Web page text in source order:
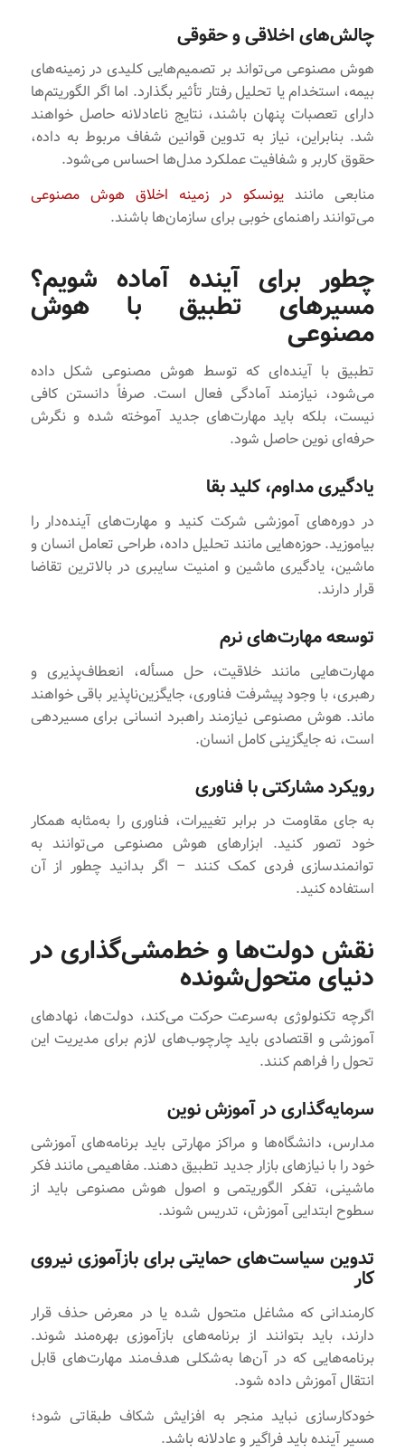
چالش‌های اخلاقی و حقوقی
هوش مصنوعی می‌تواند بر تصمیم‌هایی کلیدی در زمینه‌های
بیمه، استخدام یا تحلیل رفتار تأثیر بگذارد. اما اگر الگوریتم‌ها
دارای تعصبات پنهان باشند، نتایج ناعادلانه حاصل خواهند
شد. بنابراین، نیاز به تدوین قوانین شفاف مربوط به داده،
حقوق کاربر و شفافیت عملکرد مدل‌ها احساس می‌شود.
منابعی مانند یونسکو در زمینه اخلاق هوش مصنوعی
می‌توانند راهنمای خوبی برای سازمان‌ها باشند.
چطور برای آینده آماده شویم؟
مسیرهای تطبیق با هوش
مصنوعی
تطبیق با آینده‌ای که توسط هوش مصنوعی شکل داده
می‌شود، نیازمند آمادگی فعال است. صرفاً دانستن کافی
نیست، بلکه باید مهارت‌های جدید آموخته شده و نگرش
حرفه‌ای نوین حاصل شود.
یادگیری مداوم، کلید بقا
در دوره‌های آموزشی شرکت کنید و مهارت‌های آینده‌دار را
بیاموزید. حوزه‌هایی مانند تحلیل داده، طراحی تعامل انسان و
ماشین، یادگیری ماشین و امنیت سایبری در بالاترین تقاضا
قرار دارند.
توسعه مهارت‌های نرم
مهارت‌هایی مانند خلاقیت، حل مسأله، انعطاف‌پذیری و
رهبری، با وجود پیشرفت فناوری، جایگزین‌ناپذیر باقی خواهند
ماند. هوش مصنوعی نیازمند راهبرد انسانی برای مسیردهی
است، نه جایگزینی کامل انسان.
رویکرد مشارکتی با فناوری
به جای مقاومت در برابر تغییرات، فناوری را به‌مثابه همکار
خود تصور کنید. ابزارهای هوش مصنوعی می‌توانند به
توانمندسازی فردی کمک کنند – اگر بدانید چطور از آن
استفاده کنید.
نقش دولت‌ها و خط‌مشی‌گذاری در
دنیای متحول‌شونده
اگرچه تکنولوژی به‌سرعت حرکت می‌کند، دولت‌ها، نهادهای
آموزشی و اقتصادی باید چارچوب‌های لازم برای مدیریت این
تحول را فراهم کنند.
سرمایه‌گذاری در آموزش نوین
مدارس، دانشگاه‌ها و مراکز مهارتی باید برنامه‌های آموزشی
خود را با نیازهای بازار جدید تطبیق دهند. مفاهیمی مانند فکر
ماشینی، تفکر الگوریتمی و اصول هوش مصنوعی باید از
سطوح ابتدایی آموزش، تدریس شوند.
تدوین سیاست‌های حمایتی برای بازآموزی نیروی
کار
کارمندانی که مشاغل متحول شده یا در معرض حذف قرار
دارند، باید بتوانند از برنامه‌های بازآموزی بهره‌مند شوند.
برنامه‌هایی که در آن‌ها به‌شکلی هدف‌مند مهارت‌های قابل
انتقال آموزش داده شود.
خودکارسازی نباید منجر به افزایش شکاف طبقاتی شود؛
مسیر آینده باید فراگیر و عادلانه باشد.